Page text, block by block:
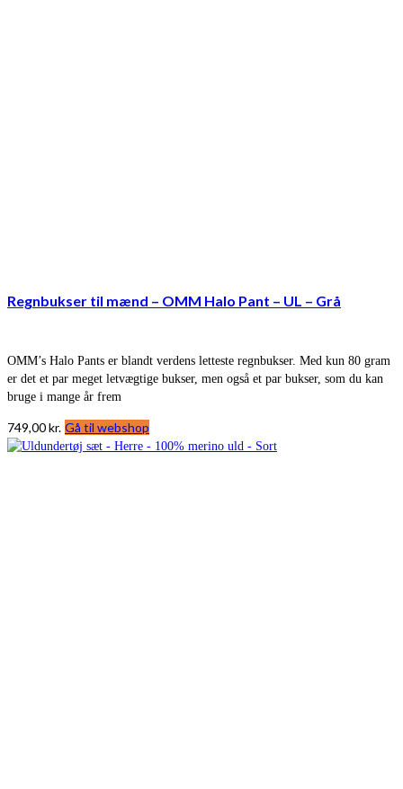
Regnbukser til mænd – OMM Halo Pant – UL – Grå
OMM’s Halo Pants er blandt verdens letteste regnbukser. Med kun 80 gram
er det et par meget letvægtige bukser, men også et par bukser, som du kan
bruge i mange år frem
749,00kr. Gå til webshop